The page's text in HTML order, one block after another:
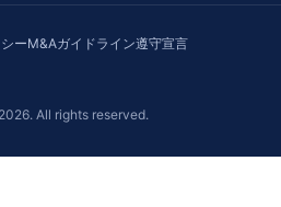
ーM&Aガイドライン遵守宣言
All rights reserved.